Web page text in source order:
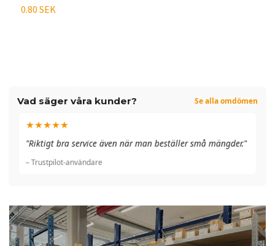
Vad säger våra kunder? Se alla omdömen
★★★★★
"Riktigt bra service även när man beställer små mängder."
– Trustpilot-användare
0.80 SEK